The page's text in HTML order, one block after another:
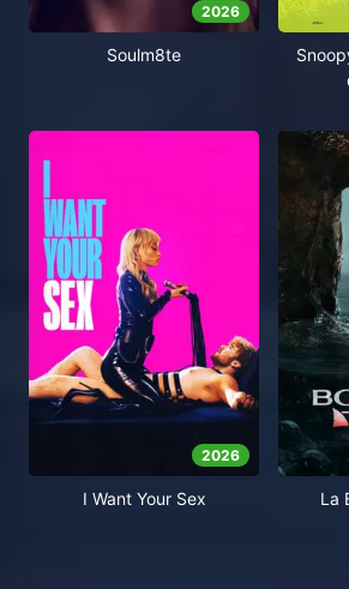
2026
Soulm8te
2026
I Want Your Sex La